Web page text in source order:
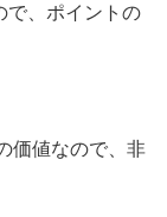
で、ポイントの
価値なので、非